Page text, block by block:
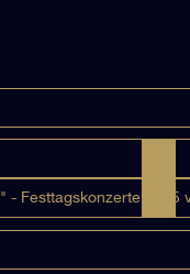
- Festtagskonzerte 2025